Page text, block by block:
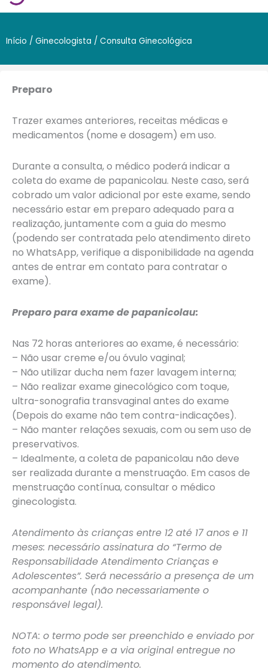
Início / Ginecologista / Consulta Ginecológica
Preparo
Trazer exames anteriores, receitas médicas e
medicamentos (nome e dosagem) em uso.
Durante a consulta, o médico poderá indicar a
coleta do exame de papanicolau. Neste caso, será
cobrado um valor adicional por este exame, sendo
necessário estar em preparo adequado para a
realização, juntamente com a guia do mesmo
(podendo ser contratada pelo atendimento direto
no WhatsApp, verifique a disponibilidade na agenda
antes de entrar em contato para contratar o
exame).
Preparo para exame de papanicolau:
Nas 72 horas anteriores ao exame, é necessário:
– Não usar creme e/ou óvulo vaginal;
– Não utilizar ducha nem fazer lavagem interna;
– Não realizar exame ginecológico com toque,
ultra-sonografia transvaginal antes do exame
(Depois do exame não tem contra-indicações).
– Não manter relações sexuais, com ou sem uso de
preservativos.
– Idealmente, a coleta de papanicolau não deve
ser realizada durante a menstruação. Em casos de
menstruação contínua, consultar o médico
ginecologista.
Atendimento às crianças entre 12 até 17 anos e 11
meses: necessário assinatura do “Termo de
Responsabilidade Atendimento Crianças e
Adolescentes”. Será necessário a presença de um
acompanhante (não necessariamente o
responsável legal).
NOTA: o termo pode ser preenchido e enviado por
foto no WhatsApp e a via original entregue no
momento do atendimento.